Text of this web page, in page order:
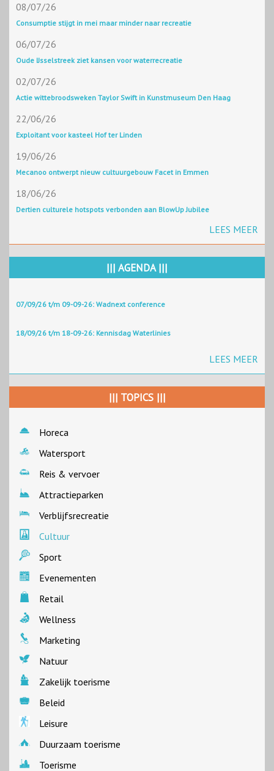
08/07/26
Consumptie stijgt in mei maar minder naar recreatie
06/07/26
Oude IJsselstreek ziet kansen voor waterrecreatie
02/07/26
Actie wittebroodsweken Taylor Swift in Kunstmuseum Den Haag
22/06/26
Exploitant voor kasteel Hof ter Linden
19/06/26
Mecanoo ontwerpt nieuw cultuurgebouw Facet in Emmen
18/06/26
Dertien culturele hotspots verbonden aan BlowUp Jubilee
LEES MEER
||| AGENDA |||
07/09/26 t/m 09-09-26: Wadnext conference
18/09/26 t/m 18-09-26: Kennisdag Waterlinies
LEES MEER
||| TOPICS |||
Horeca
Watersport
Reis & vervoer
Attractieparken
Verblijfsrecreatie
Cultuur
Sport
Evenementen
Retail
Wellness
Marketing
Natuur
Zakelijk toerisme
Beleid
Leisure
Duurzaam toerisme
Toerisme